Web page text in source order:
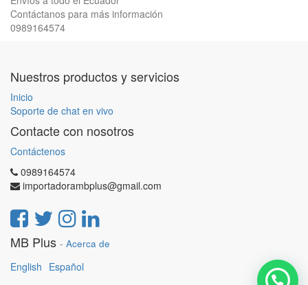
Contáctanos para más información
0989164574
Nuestros productos y servicios
Inicio
Soporte de chat en vivo
Contacte con nosotros
Contáctenos
0989164574
importadorambplus@gmail.com
MB Plus - Acerca de
English Español